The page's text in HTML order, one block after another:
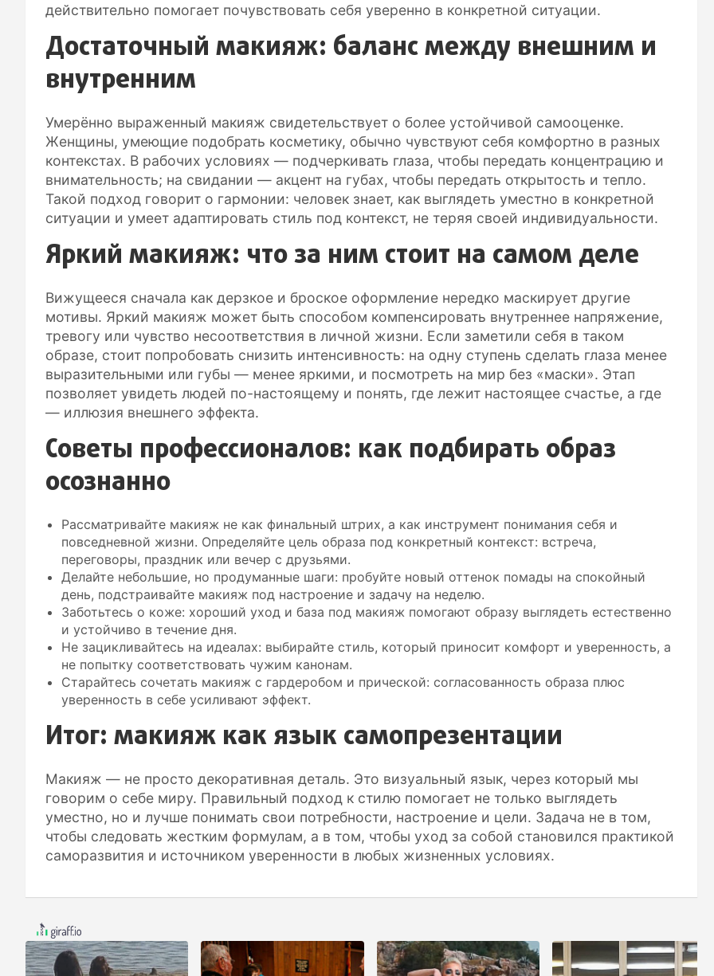
действительно помогает почувствовать себя уверенно в конкретной ситуации.
Достаточный макияж: баланс между внешним и
внутренним
Умерённо выраженный макияж свидетельствует о более устойчивой самооценке.
Женщины, умеющие подобрать косметику, обычно чувствуют себя комфортно в разных
контекстах. В рабочих условиях — подчеркивать глаза, чтобы передать концентрацию и
внимательность; на свидании — акцент на губах, чтобы передать открытость и тепло.
Такой подход говорит о гармонии: человек знает, как выглядеть уместно в конкретной
ситуации и умеет адаптировать стиль под контекст, не теряя своей индивидуальности.
Яркий макияж: что за ним стоит на самом деле
Вижущееся сначала как дерзкое и броское оформление нередко маскирует другие
мотивы. Яркий макияж может быть способом компенсировать внутреннее напряжение,
тревогу или чувство несоответствия в личной жизни. Если заметили себя в таком
образе, стоит попробовать снизить интенсивность: на одну ступень сделать глаза менее
выразительными или губы — менее яркими, и посмотреть на мир без «маски». Этап
позволяет увидеть людей по-настоящему и понять, где лежит настоящее счастье, а где
— иллюзия внешнего эффекта.
Советы профессионалов: как подбирать образ
осознанно
Рассматривайте макияж не как финальный штрих, а как инструмент понимания себя и
повседневной жизни. Определяйте цель образа под конкретный контекст: встреча,
переговоры, праздник или вечер с друзьями.
Делайте небольшие, но продуманные шаги: пробуйте новый оттенок помады на спокойный
день, подстраивайте макияж под настроение и задачу на неделю.
Заботьтесь о коже: хороший уход и база под макияж помогают образу выглядеть естественно
и устойчиво в течение дня.
Не зацикливайтесь на идеалах: выбирайте стиль, который приносит комфорт и уверенность, а
не попытку соответствовать чужим канонам.
Старайтесь сочетать макияж с гардеробом и прической: согласованность образа плюс
уверенность в себе усиливают эффект.
Итог: макияж как язык самопрезентации
Макияж — не просто декоративная деталь. Это визуальный язык, через который мы
говорим о себе миру. Правильный подход к стилю помогает не только выглядеть
уместно, но и лучше понимать свои потребности, настроение и цели. Задача не в том,
чтобы следовать жестким формулам, а в том, чтобы уход за собой становился практикой
саморазвития и источником уверенности в любых жизненных условиях.